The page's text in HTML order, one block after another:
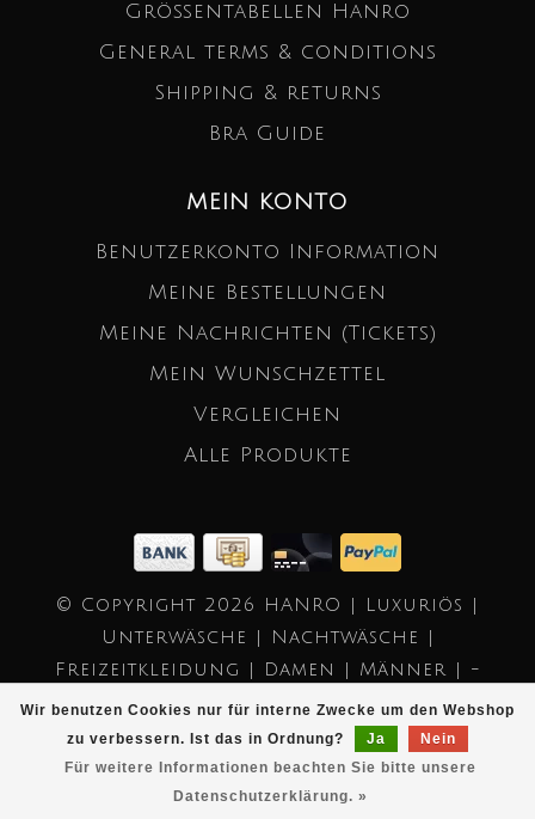
Wir benutzen Cookies nur für interne Zwecke um den Webshop
zu verbessern. Ist das in Ordnung?
Ja
Nein
Für weitere Informationen beachten Sie bitte unsere
Datenschutzerklärung. »
Größentabellen Hanro
General terms & conditions
Shipping & returns
Bra Guide
MEIN KONTO
Benutzerkonto Information
Meine Bestellungen
Meine Nachrichten (Tickets)
Mein Wunschzettel
Vergleichen
Alle Produkte
© Copyright 2026 HANRO | Luxuriös |
Unterwäsche | Nachtwäsche |
Freizeitkleidung | Damen | Männer | -
Powered by
Lightspeed
- Theme by
Dyvelopment